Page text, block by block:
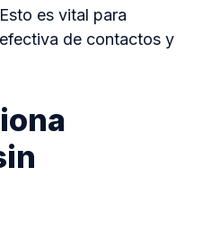
es vital para
de contactos y